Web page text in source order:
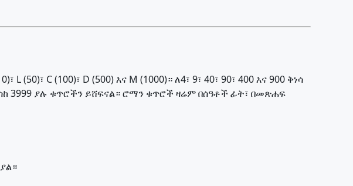
C (100)፣ D (500) እና M (1000)። ለ4፣ 9፣ 40፣ 90፣ 400 እና 900 ቅነሳ
3999 ያሉ ቁጥሮችን ይሸፍናል። ሮማን ቁጥሮች ዛሬም በሰዓቶች ፊት፣ በመጽሐፍ